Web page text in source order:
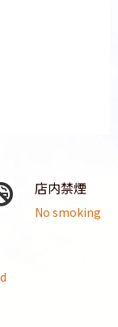
店内禁煙
No smoking